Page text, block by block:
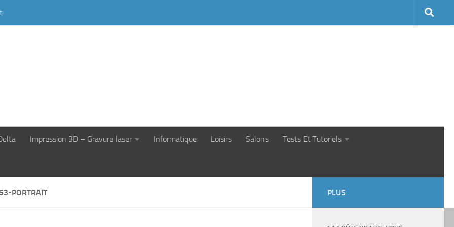
Impression 3D – Gravure laser Informatique Loisirs Salons Tests Et Tutoriels
PORTRAIT PLUS